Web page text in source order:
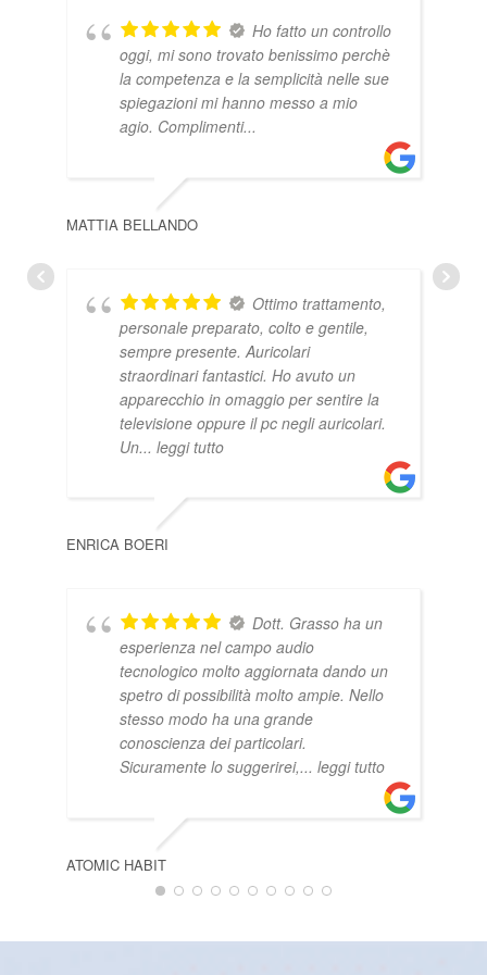
Ho fatto un controllo
oggi, mi sono trovato benissimo perchè
la competenza e la semplicità nelle sue
spiegazioni mi hanno messo a mio
agio. Complimenti...
MATTIA BELLANDO
Ottimo trattamento,
personale preparato, colto e gentile,
sempre presente. Auricolari
straordinari fantastici. Ho avuto un
apparecchio in omaggio per sentire la
televisione oppure il pc negli auricolari.
Un... leggi tutto
ENRICA BOERI
Dott. Grasso ha un
esperienza nel campo audio
tecnologico molto aggiornata dando un
spetro di possibilità molto ampie. Nello
stesso modo ha una grande
conoscienza dei particolari.
Sicuramente lo suggerirei,... leggi tutto
ATOMIC HABIT